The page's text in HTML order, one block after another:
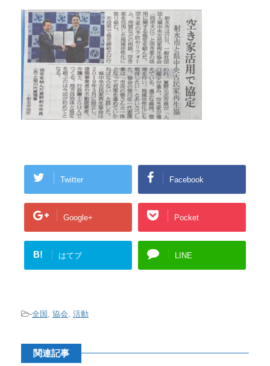
Twitter Facebook
Google+ Pocket
B! はてブ LINE
-全国 , 協会, 活動
関連記事